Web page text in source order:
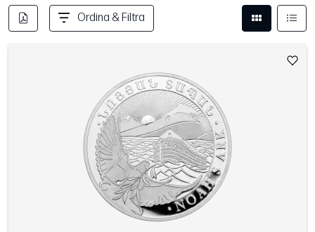
Ordina & Filtra